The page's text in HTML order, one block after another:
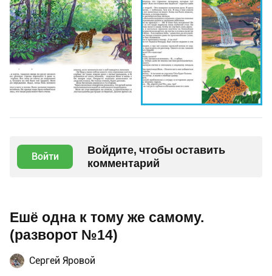
Войти
Войдите, чтобы оставить
комментарий
Ешё одна к тому же самому.
(разворот №14)
Сергей Яровой